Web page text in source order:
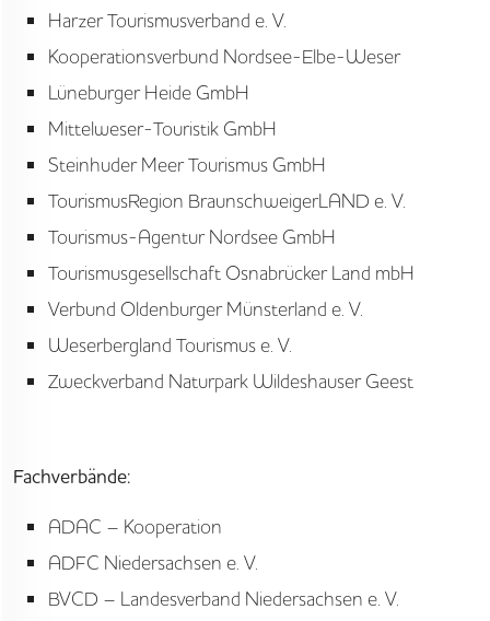
Harzer Tourismusverband e. V.
Kooperationsverbund Nordsee-Elbe-Weser
Lüneburger Heide GmbH
Mittelweser-Touristik GmbH
Steinhuder Meer Tourismus GmbH
TourismusRegion BraunschweigerLAND e. V.
Tourismus-Agentur Nordsee GmbH
Tourismusgesellschaft Osnabrücker Land mbH
Verbund Oldenburger Münsterland e. V.
Weserbergland Tourismus e. V.
Zweckverband Naturpark Wildeshauser Geest
Fachverbände:
ADAC – Kooperation
ADFC Niedersachsen e. V.
BVCD – Landesverband Niedersachsen e. V.